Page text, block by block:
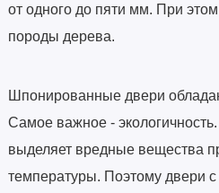
от одного до пяти мм. При
породы дерева.
Шпонированные двери
Самое важное -
выделяет вредные вещества
температуры. Поэтому двери